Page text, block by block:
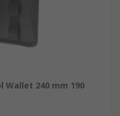
Wallet 240 mm 190